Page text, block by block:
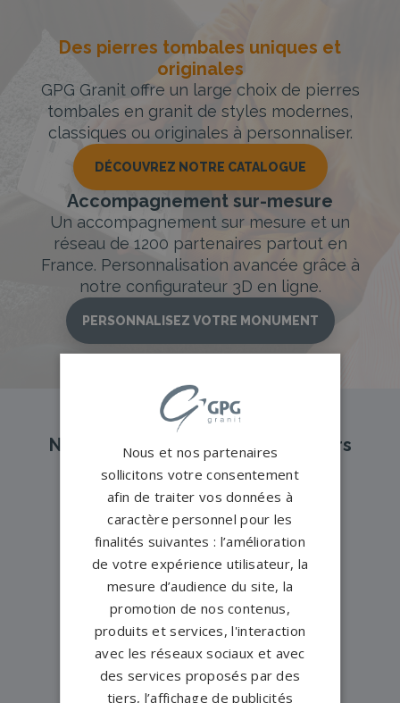
Des pierres tombales uniques et
originales
GPG Granit offre un large choix de pierres
tombales en granit de styles modernes,
classiques ou originales à personnaliser.
DÉCOUVREZ NOTRE CATALOGUE
Accompagnement sur-mesure
Un accompagnement sur mesure et un
réseau de 1200 partenaires partout en
France. Personnalisation avancée grâce à
notre configurateur 3D en ligne.
PERSONNALISEZ VOTRE MONUMENT
Nos pompes funèbres et marbriers
partenaires à proximité
Pompes funèbres -BEGARD→
Pompes funèbres -Broons→
Pompes funèbres -Corseul→
Pompes funèbres -Dinan→
Pompes funèbres - Erquy→
Pompes funèbres -Évran→
Nous et nos partenaires
sollicitons votre consentement
afin de traiter vos données à
caractère personnel pour les
finalités suivantes : l’amélioration
de votre expérience utilisateur, la
mesure d’audience du site, la
promotion de nos contenus,
produits et services, l'interaction
avec les réseaux sociaux et avec
des services proposés par des
tiers, l’affichage de publicités